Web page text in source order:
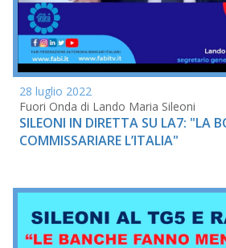
28 luglio 2022
Fuori Onda di Lando Maria Sileoni
SILEONI IN DIRETTA SU LA7: "LA
COMMISSARIARE L’ITALIA"